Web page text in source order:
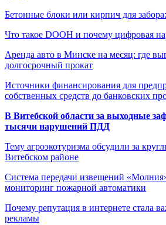
Бетонные блоки или кирпич для
Что такое DOOH и почему цифровая
Аренда авто в Минске на месяц: где
долгосрочный прокат
Источники финансирования для
собственных средств до банковских
В Витебской области за выходные
тысячи нарушений ПДД
Тему агроэкотуризма обсудили за
Витебском районе
Система передачи извещений
мониторинг пожарной автоматики
Почему репутация в интернете стала
рекламы